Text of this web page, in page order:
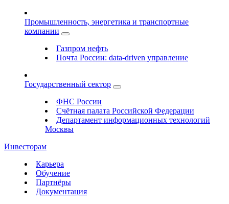
Промышленность, энергетика и транспортные
компании
Газпром нефть
Почта России: data-driven управление
Государственный сектор
ФНС России
Счётная палата Российской Федерации
Департамент информационных технологий
Москвы
Инвесторам
Карьера
Обучение
Партнёры
Документация